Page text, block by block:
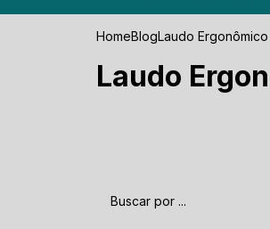
HomeBlogLaudo
Laudo